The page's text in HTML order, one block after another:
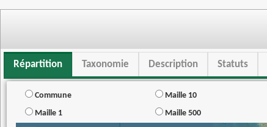
Répartition Taxonomie Description Statuts
Commune Maille 10
Maille 1
Maille 500